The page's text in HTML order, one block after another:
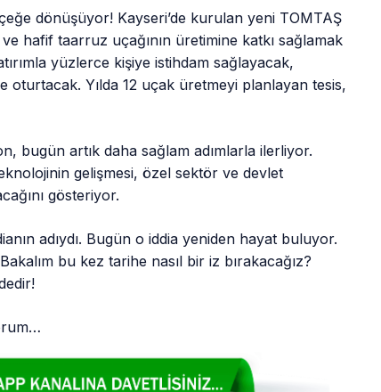
dönüşüyor! Kayseri’de kurulan yeni TOMTAŞ
hafif taarruz uçağının üretimine katkı sağlamak
yüzlerce kişiye istihdam sağlayacak,
oturtacak. Yılda 12 uçak üretmeyi planlayan tesis,
bugün artık daha sağlam adımlarla ilerliyor.
gelişmesi, özel sektör ve devlet
gösteriyor.
adıydı. Bugün o iddia yeniden hayat buluyor.
bu kez tarihe nasıl bir iz bırakacağız?